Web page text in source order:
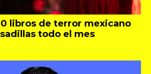
libros de terror mexicano
todo el mes